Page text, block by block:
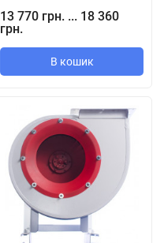
13 770 грн. ... 18 360
грн.
В кошик